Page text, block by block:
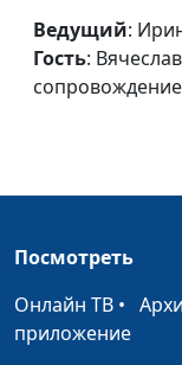
От пламени
нечистых и
(Владимир
серебряная
В потерянном
(Яков Полонский)
Ведущий:
Гость:
Посмотреть
Онлайн ТВ •
приложение